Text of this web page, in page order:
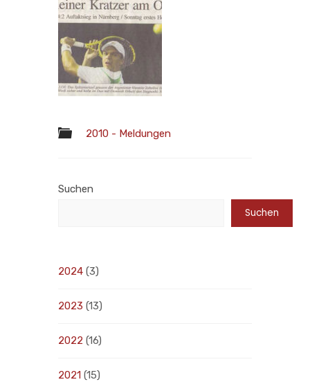
2010 - Meldungen
Suchen
Suchen
2024 (3)
2023 (13)
2022 (16)
2021 (15)